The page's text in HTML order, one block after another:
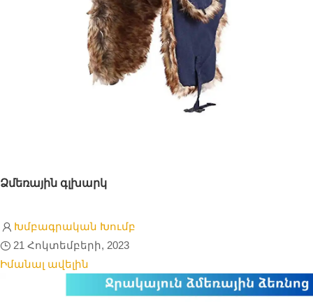
Ձմեռային գլխարկ
Խմբագրական Խումբ
21 Հոկտեմբերի, 2023
Իմանալ ավելին